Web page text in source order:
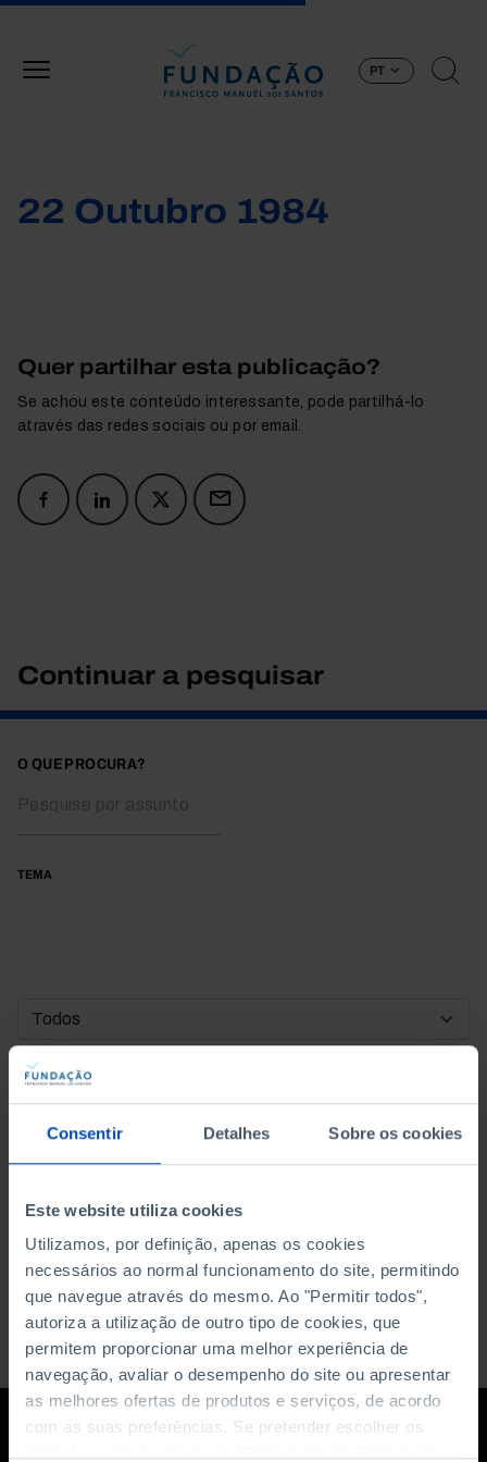
Consentir Detalhes Sobre os cookies
Este website utiliza cookies
Utilizamos, por definição, apenas os cookies
necessários ao normal funcionamento do site, permitindo
que navegue através do mesmo. Ao "Permitir todos",
autoriza a utilização de outro tipo de cookies, que
permitem proporcionar uma melhor experiência de
navegação, avaliar o desempenho do site ou apresentar
as melhores ofertas de produtos e serviços, de acordo
com as suas preferências. Se pretender escolher os
PT
22 Outubro 1984
Quer partilhar esta publicação?
Se achou este conteúdo interessante, pode partilhá-lo
através das redes sociais ou por email.
Continuar a pesquisar
O QUE PROCURA?
TEMA
DATA DE INÍCIO
DATA DE FIM